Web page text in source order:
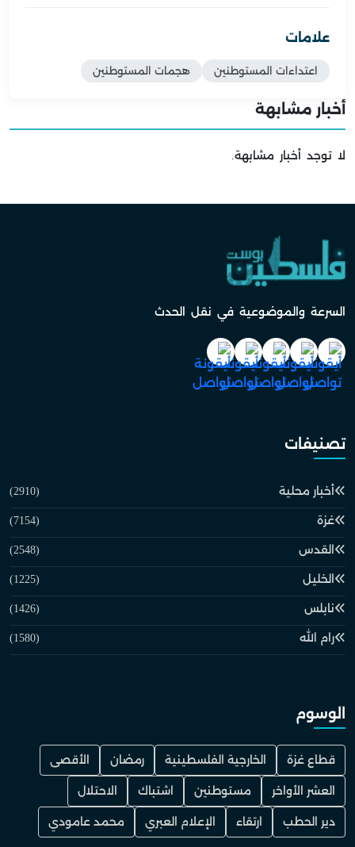
علامات
اعتداءات المستوطنين هجمات المستوطنين
أخبار مشابهة
لا توجد أخبار مشابهة.
السرعة والموضوعية في نقل الحدث
تصنيفات
أخبار محلية (2910)
غزة (7154)
القدس (2548)
الخليل (1225)
نابلس (1426)
رام الله (1580)
الوسوم
قطاع غزة الخارجية الفلسطينية رمضان الأقصى
العشر الأواخر مستوطنين اشتباك الاحتلال
دير الحطب ارتقاء الإعلام العبري محمد عامودي